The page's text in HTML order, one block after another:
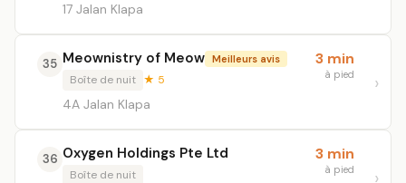
17 Jalan Klapa
35 Meownistry of Meow Meilleurs avis
Boîte de nuit ★ 5
4A Jalan Klapa
3 min
à pied
36 Oxygen Holdings Pte Ltd
Boîte de nuit
3 min
à pied